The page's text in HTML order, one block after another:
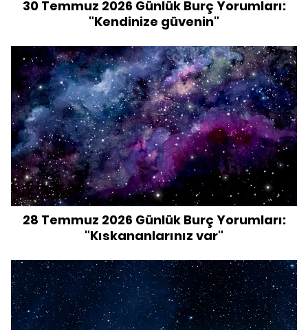
30 Temmuz 2026 Günlük Burç Yorumları:
"Kendinize güvenin"
28 Temmuz 2026 Günlük Burç Yorumları:
"Kıskananlarınız var"